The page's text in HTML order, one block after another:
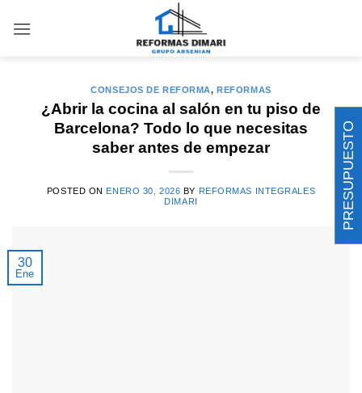
ARCHIVOS DE ETIQUETAS:
ESPACIOS
CONSEJOS DE REFORMA,REFORMAS
¿Abrir la cocina al salón en tu piso de
Barcelona? Todo lo que necesitas
saber antes de empezar
POSTED ON ENERO 30, 2026 BY REFORMAS INTEGRALES
DIMARI
30
Ene
PRESUPUESTO